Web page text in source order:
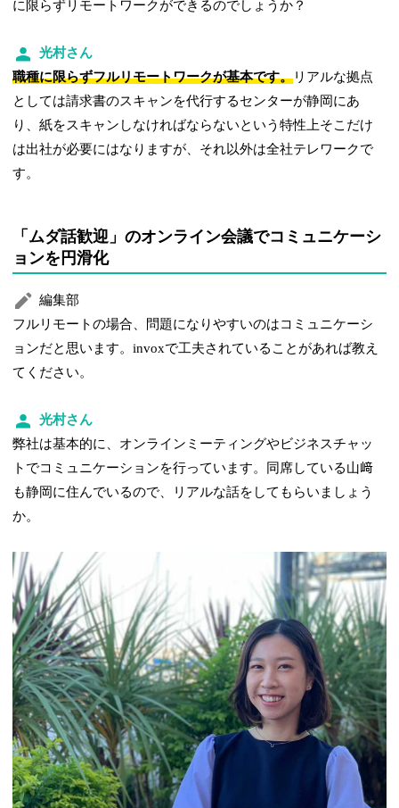
に限らずリモートワークができるのでしょうか？
光村さん
職種に限らずフルリモートワークが基本です。リアルな拠点
としては請求書のスキャンを代行するセンターが静岡にあ
り、紙をスキャンしなければならないという特性上そこだけ
は出社が必要にはなりますが、それ以外は全社テレワークで
す。
「ムダ話歓迎」のオンライン会議でコミュニケーシ
ョンを円滑化
編集部
フルリモートの場合、問題になりやすいのはコミュニケーシ
ョンだと思います。invoxで工夫されていることがあれば教え
てください。
光村さん
弊社は基本的に、オンラインミーティングやビジネスチャッ
トでコミュニケーションを行っています。同席している山﨑
も静岡に住んでいるので、リアルな話をしてもらいましょう
か。